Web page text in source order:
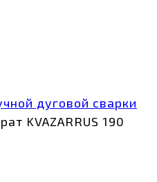
дуговой сварки
KVAZARRUS 190